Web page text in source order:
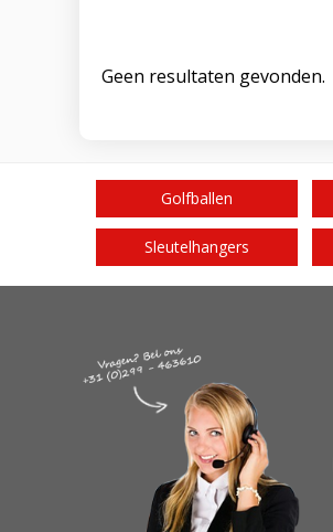
Geen resultaten gevonden.
Golfballen
Sleutelhangers